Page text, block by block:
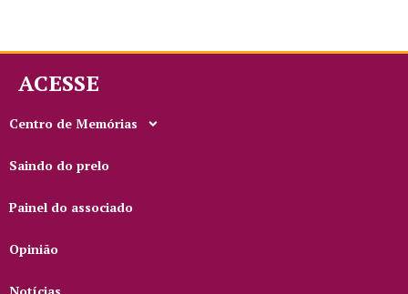
ACESSE
Centro de Memórias
Saindo do prelo
Painel do associado
Opinião